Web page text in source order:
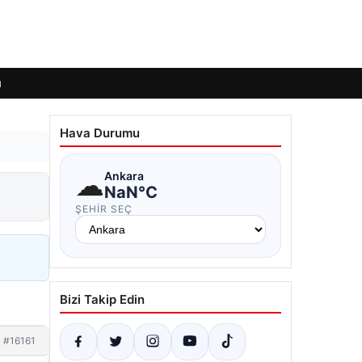
#16161
Hava Durumu
☁Ankara
NaN°C
ŞEHIR SEÇ
Bizi Takip Edin